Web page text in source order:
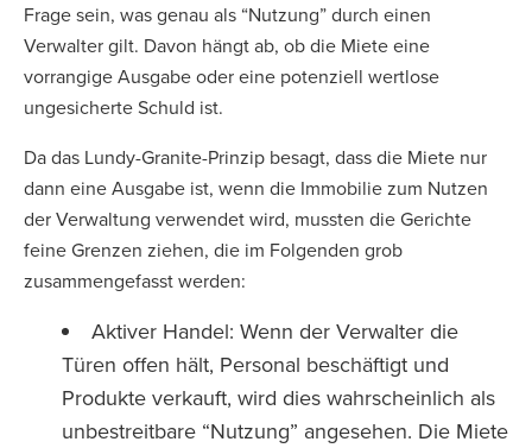
Frage sein, was genau als “Nutzung” durch einen
Verwalter gilt. Davon hängt ab, ob die Miete eine
vorrangige Ausgabe oder eine potenziell wertlose
ungesicherte Schuld ist.
Da das Lundy-Granite-Prinzip besagt, dass die Miete nur
dann eine Ausgabe ist, wenn die Immobilie zum Nutzen
der Verwaltung verwendet wird, mussten die Gerichte
feine Grenzen ziehen, die im Folgenden grob
zusammengefasst werden:
Aktiver Handel: Wenn der Verwalter die
Türen offen hält, Personal beschäftigt und
Produkte verkauft, wird dies wahrscheinlich als
unbestreitbare “Nutzung” angesehen. Die Miete